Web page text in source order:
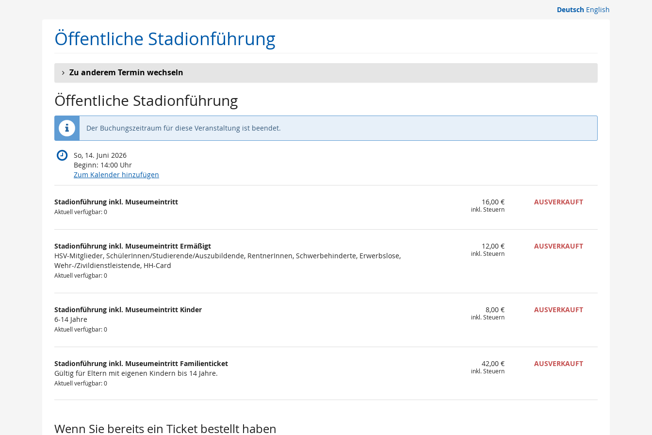
Deutsch English
Öffentliche Stadionführung
Zu anderem Termin wechseln
Öffentliche Stadionführung
Der Buchungszeitraum für diese Veranstaltung ist beendet.
So, 14. Juni 2026
Beginn: 14:00 Uhr
Zum Kalender hinzufügen
Produkte
Unkategorisierte
Produkte
Stadionführung inkl. Museumeintritt
Aktuell verfügbar: 0
16,00 €
inkl. Steuern
AUSVERKAUFT
Stadionführung inkl. Museumeintritt Ermäßigt
HSV-Mitglieder, SchülerInnen/Studierende/Auszubildende, RentnerInnen, Schwerbehinderte, Erwerbslose,
Wehr-/Zivildienstleistende, HH-Card
Aktuell verfügbar: 0
12,00 €
inkl. Steuern
AUSVERKAUFT
Stadionführung inkl. Museumeintritt Kinder
6-14 Jahre
Aktuell verfügbar: 0
8,00 €
inkl. Steuern
AUSVERKAUFT
Stadionführung inkl. Museumeintritt Familienticket
Gültig für Eltern mit eigenen Kindern bis 14 Jahre.
Aktuell verfügbar: 0
42,00 €
inkl. Steuern
AUSVERKAUFT
Wenn Sie bereits ein Ticket bestellt haben